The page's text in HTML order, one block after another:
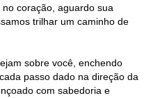
coração, aguardo sua
trilhar um caminho de
sobre você, enchendo
passo dado na direção da
com sabedoria e